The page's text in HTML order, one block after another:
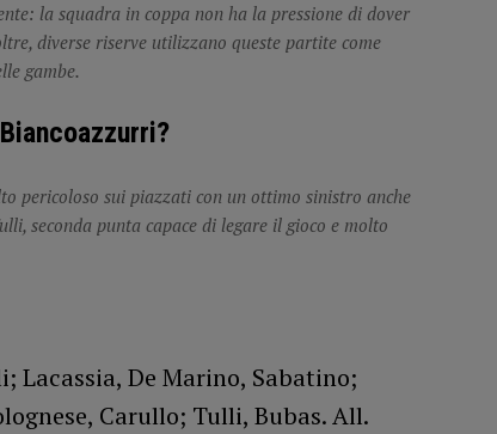
la squadra in coppa non ha la pressione di dover
diverse riserve utilizzano queste partite come
gambe.
pericoloso sui piazzati con un ottimo sinistro anche
seconda punta capace di legare il gioco e molto
Lacassia, De Marino, Sabatino;
Carullo; Tulli, Bubas. All.